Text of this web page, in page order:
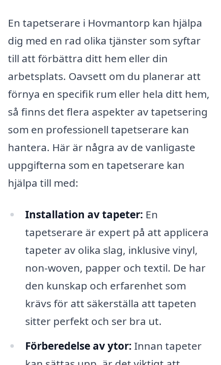
En tapetserare i Hovmantorp kan hjälpa
dig med en rad olika tjänster som syftar
till att förbättra ditt hem eller din
arbetsplats. Oavsett om du planerar att
förnya en specifik rum eller hela ditt hem,
så finns det flera aspekter av tapetsering
som en professionell tapetserare kan
hantera. Här är några av de vanligaste
uppgifterna som en tapetserare kan
hjälpa till med:
Installation av tapeter: En
tapetserare är expert på att applicera
tapeter av olika slag, inklusive vinyl,
non-woven, papper och textil. De har
den kunskap och erfarenhet som
krävs för att säkerställa att tapeten
sitter perfekt och ser bra ut.
Förberedelse av ytor: Innan tapeter